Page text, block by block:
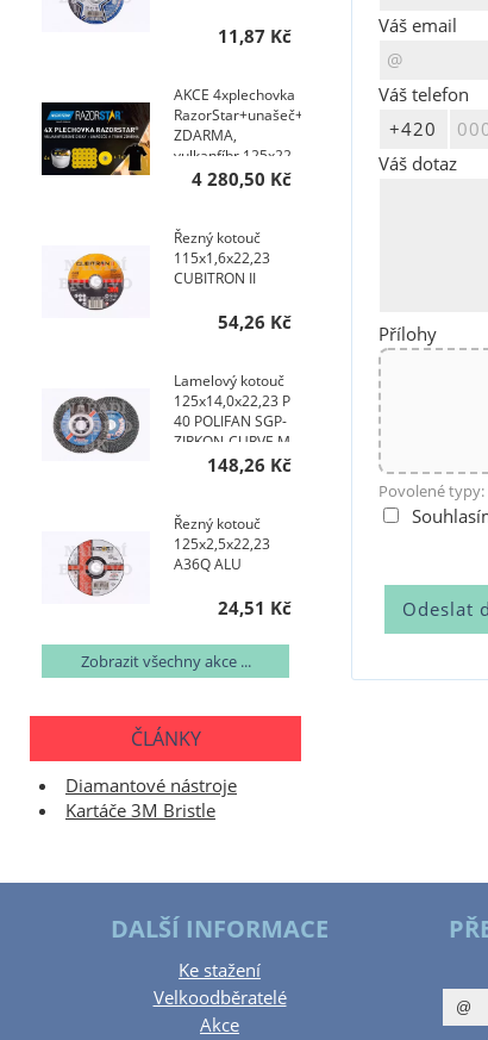
Váš email
Váš telefon
Váš dotaz
Přílohy
Povolené typy:
11,87 Kč
AKCE 4xplechovka
RazorStar+unašeč+TRIKO
ZDARMA,
vulkanfíbr 125x22
P 36+ F990S
4 280,50 Kč
Řezný kotouč
115x1,6x22,23
CUBITRON II
54,26 Kč
Lamelový kotouč
125x14,0x22,23 P
40 POLIFAN SGP-
ZIRKON-CURVE M
148,26 Kč
Řezný kotouč
125x2,5x22,23
A36Q ALU
24,51 Kč
Zobrazit všechny akce ...
ČLÁNKY
Diamantové nástroje
Kartáče 3M Bristle
DALŠÍ INFORMACE
Ke stažení
Velkoodběratelé
Akce